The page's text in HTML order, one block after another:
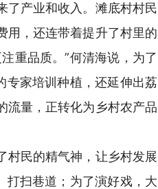
了产业和收入。滩底村村民
用，还连带着提升了村里的
重品质。”何清海说，为了
专家培训种植，还延伸出荔
流量，正转化为乡村农产品
村民的精气神，让乡村发展
打扫巷道；为了演好戏，大